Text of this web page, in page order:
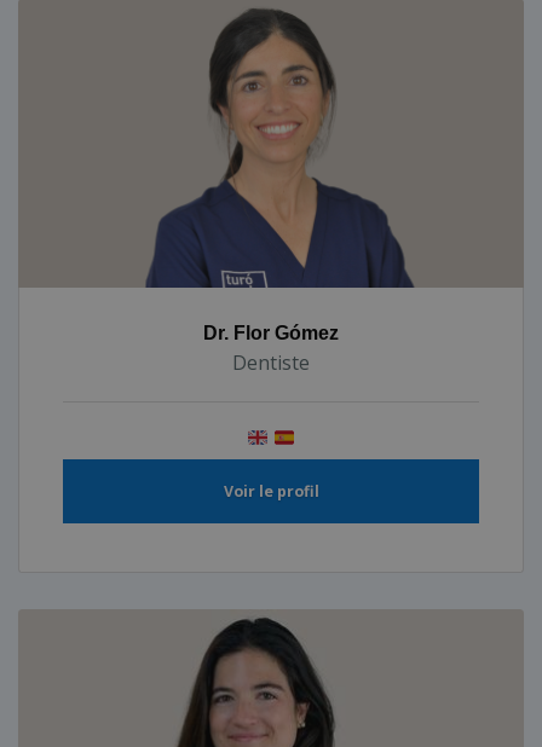
Dr. Flor Gómez
Dentiste
Voir le profil